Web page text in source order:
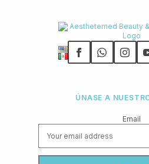
ÚNASE A
Email